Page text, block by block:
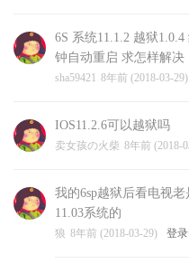
6S 系统11.1.2 越狱
钟自动重启 求怎样解决
sha59421 8年前 (2018-03-29)
IOS11.2.6可以越狱吗
卖女孩の火柴 8年前 (2018-
我的6sp越狱后看电视老
11.03系统的
狼 8年前 (2018-03-29) 登